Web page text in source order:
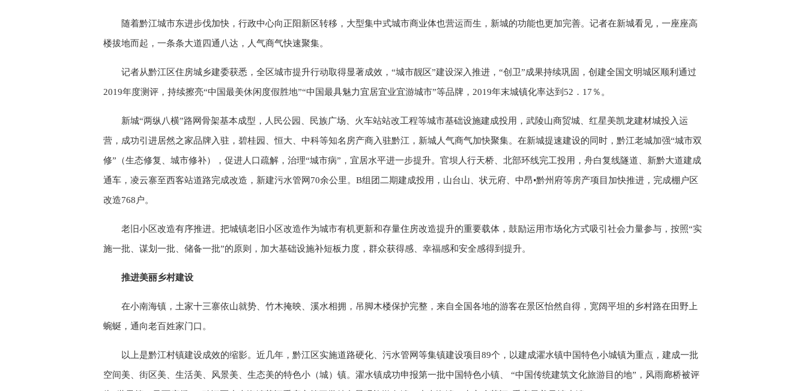
随着黔江城市东进步伐加快，行政中心向正阳新区转移，大型集中式城市商业体也营运而生，新城的功能也更加完善。记者在新城看见，一座座高
楼拔地而起，一条条大道四通八达，人气商气快速聚集。
记者从黔江区住房城乡建委获悉，全区城市提升行动取得显著成效，“城市靓区”建设深入推进，“创卫”成果持续巩固，创建全国文明城区顺利通过
2019年度测评，持续擦亮“中国最美休闲度假胜地”“中国最具魅力宜居宜业宜游城市”等品牌，2019年末城镇化率达到52．17％。
新城“两纵八横”路网骨架基本成型，人民公园、民族广场、火车站站改工程等城市基础设施建成投用，武陵山商贸城、红星美凯龙建材城投入运
营，成功引进居然之家品牌入驻，碧桂园、恒大、中科等知名房产商入驻黔江，新城人气商气加快聚集。在新城提速建设的同时，黔江老城加强“城市双
修”（生态修复、城市修补），促进人口疏解，治理“城市病”，宜居水平进一步提升。官坝人行天桥、北部环线完工投用，舟白复线隧道、新黔大道建成
通车，凌云寨至西客站道路完成改造，新建污水管网70余公里。B组团二期建成投用，山台山、状元府、中昂•黔州府等房产项目加快推进，完成棚户区
改造768户。
老旧小区改造有序推进。把城镇老旧小区改造作为城市有机更新和存量住房改造提升的重要载体，鼓励运用市场化方式吸引社会力量参与，按照“实
施一批、谋划一批、储备一批”的原则，加大基础设施补短板力度，群众获得感、幸福感和安全感得到提升。
推进美丽乡村建设
在小南海镇，土家十三寨依山就势、竹木掩映、溪水相拥，吊脚木楼保护完整，来自全国各地的游客在景区怡然自得，宽阔平坦的乡村路在田野上
蜿蜒，通向老百姓家门口。
以上是黔江村镇建设成效的缩影。近几年，黔江区实施道路硬化、污水管网等集镇建设项目89个，以建成濯水镇中国特色小城镇为重点，建成一批
空间美、街区美、生活美、风景美、生态美的特色小（城）镇。濯水镇成功申报第一批中国特色小镇、 “中国传统建筑文化旅游目的地”，风雨廊桥被评